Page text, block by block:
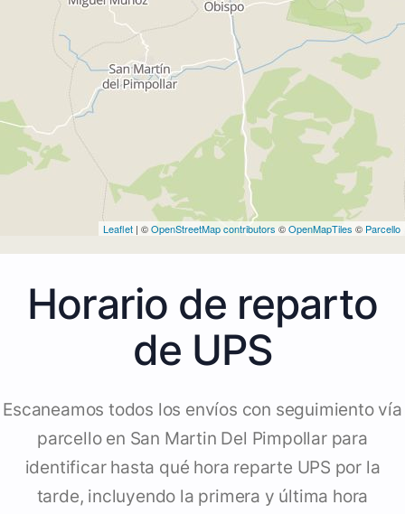
Leaflet | ©OpenStreetMap contributors ©OpenMapTiles © Parcello
Horario de reparto
de UPS
Escaneamos todos los envíos con seguimiento vía
parcello en San Martin Del Pimpollar para
identificar hasta qué hora reparte UPS por la
tarde, incluyendo la primera y última hora